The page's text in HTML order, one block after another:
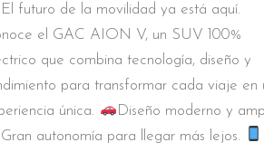
El futuro de la movilidad ya está aquí.
el GAC AION V, un SUV 100%
que combina tecnología, diseño y
para transformar cada viaje en
única.
Diseño moderno y
Gran autonomía para llegar más lejos.